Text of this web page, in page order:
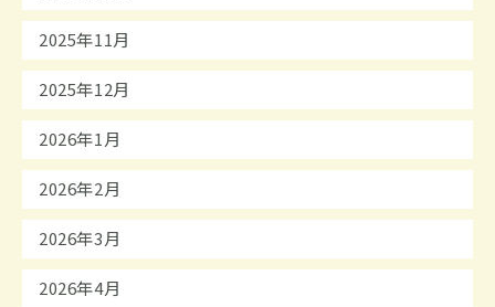
2025年11月
2025年12月
2026年1月
2026年2月
2026年3月
2026年4月